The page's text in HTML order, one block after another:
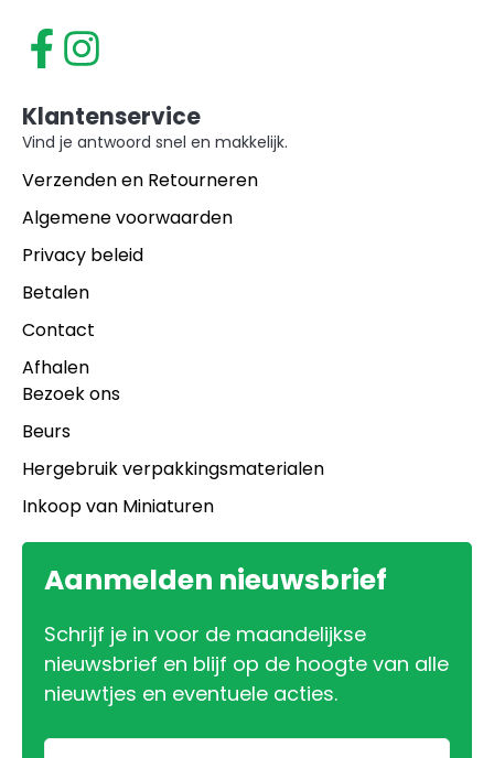
Klantenservice
Vind je antwoord snel en makkelijk.
Verzenden en Retourneren
Algemene voorwaarden
Privacy beleid
Betalen
Contact
Afhalen
Bezoek ons
Beurs
Hergebruik verpakkingsmaterialen
Inkoop van Miniaturen
Aanmelden nieuwsbrief
Schrijf je in voor de maandelijkse
nieuwsbrief en blijf op de hoogte van alle
nieuwtjes en eventuele acties.